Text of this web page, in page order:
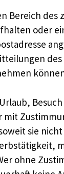
Bereich des
oder
mit
sie
ohne